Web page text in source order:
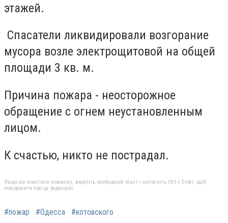
этажей.
Спасатели ликвидировали возгорание
мусора возле электрощитовой на общей
площади 3 кв. м.
Причина пожара - неосторожное
обращение с огнем неустановленным
лицом.
К счастью, никто не пострадал.
Якщо ви помітили помилку, виділіть необхідний текст і натисніть Ctrl + Enter, щоб
повідомити про це редакцію
#пожар #Одесса #котовского